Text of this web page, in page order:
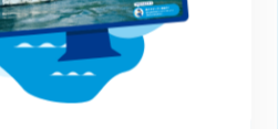
イベント